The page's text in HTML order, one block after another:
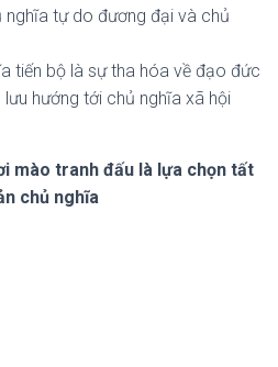
nghĩa tự do đương đại và chủ
tiến bộ là sự tha hóa về đạo đức
hướng tới chủ nghĩa xã hội
mào tranh đấu là lựa chọn tất
chủ nghĩa